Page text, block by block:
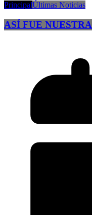
PrincipalÚltimas Noticias
ASÍ FUE